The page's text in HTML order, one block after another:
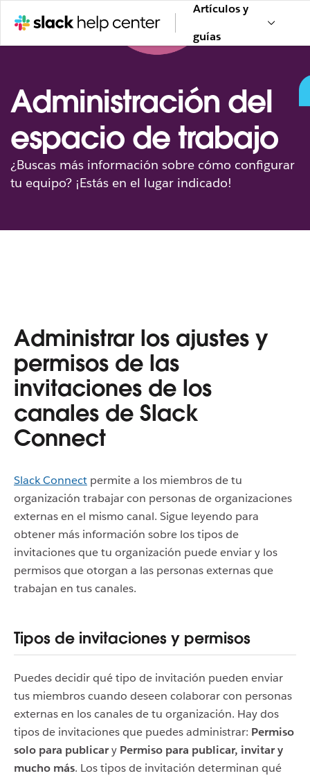
Artículos y
guías
Administración del
espacio de trabajo
¿Buscas más información sobre cómo configurar
tu equipo? ¡Estás en el lugar indicado!
Administrar los ajustes y
permisos de las
invitaciones de los
canales de Slack
Connect
Slack Connect permite a los miembros de tu
organización trabajar con personas de organizaciones
externas en el mismo canal. Sigue leyendo para
obtener más información sobre los tipos de
invitaciones que tu organización puede enviar y los
permisos que otorgan a las personas externas que
trabajan en tus canales.
Tipos de invitaciones y permisos
Puedes decidir qué tipo de invitación pueden enviar
tus miembros cuando deseen colaborar con personas
externas en los canales de tu organización. Hay dos
tipos de invitaciones que puedes administrar: Permiso
solo para publicary Permiso para publicar, invitar y
mucho más. Los tipos de invitación determinan qué